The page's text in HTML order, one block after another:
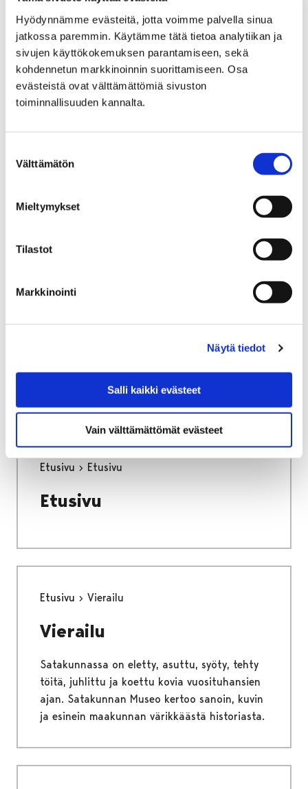
Hyödynnämme evästeitä, jotta voimme palvella sinua
jatkossa paremmin. Käytämme tätä tietoa analytiikan ja
sivujen käyttökokemuksen parantamiseen, sekä
kohdennetun markkinoinnin suorittamiseen. Osa
evästeistä ovat välttämättömiä sivuston
toiminnallisuuden kannalta.
valinta
Välttämätön
Mieltymykset
Tilastot
Markkinointi
Näytä tiedot
Salli kaikki evästeet
Vain välttämättömät evästeet
Viikinkiajan elämää Ala-
Satakunnassa: Viikinkien
aikaan – Hallan tarina
Satakunnan Museossa
Etusivu
Tietoa meistä
Satakunnan Museo
Etusivu Etusivu
Etusivu
Etusivu Vierailu
Vierailu
Satakunnassa on eletty, asuttu, syöty, tehty
töitä, juhlittu ja koettu kovia vuosituhansien
ajan. Satakunnan Museo kertoo sanoin, kuvin
ja esinein maakunnan värikkäästä historiasta.